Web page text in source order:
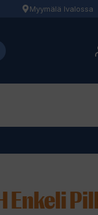
Myymälä Ivalossa
Enkeli